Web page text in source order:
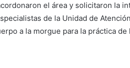
el área y solicitaron la
de la Unidad de
a la morgue para la práctica de